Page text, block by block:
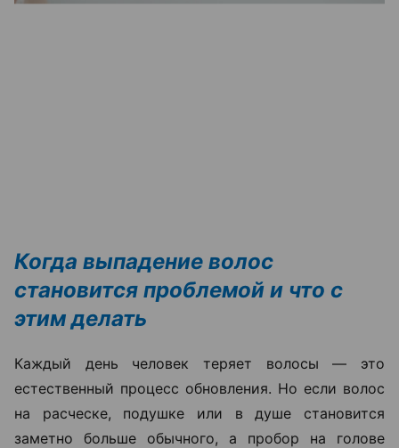
Когда выпадение волос
становится проблемой и что с
этим делать
Каждый день человек теряет волосы — это
естественный процесс обновления. Но если волос
на расческе, подушке или в душе становится
заметно больше обычного, а пробор на голове